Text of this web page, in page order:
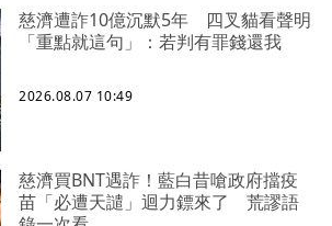
慈濟遭詐10億沉默5年 四叉貓看聲明
「重點就這句」：若判有罪錢還我
2026.08.07 10:49
慈濟買BNT遇詐！藍白昔嗆政府擋疫
苗「必遭天譴」迴力鏢來了 荒謬語